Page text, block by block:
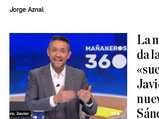
Jorge Aznal
La
da